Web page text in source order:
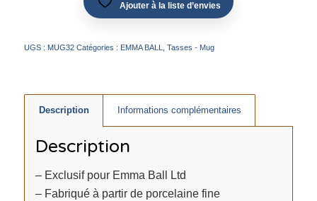
Ajouter à la liste d’envies
UGS : MUG32 Catégories : EMMA BALL, Tasses - Mug
Description Informations complémentaires
Description
– Exclusif pour Emma Ball Ltd
– Fabriqué à partir de porcelaine fine